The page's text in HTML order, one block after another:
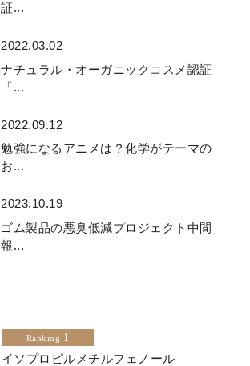
証...
2022.03.02
ナチュラル・オーガニックコスメ認証
「...
2022.09.12
勉強になるアニメは？化学がテーマの
お...
2023.10.19
ゴム製品の悪臭低減プロジェクト中間
報...
Ranking 1
イソプロピルメチルフェノール